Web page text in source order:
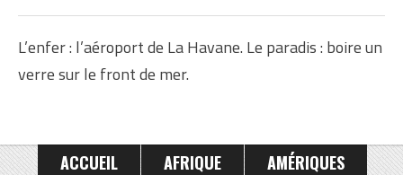
L’enfer : l’aéroport de La Havane. Le paradis : boire un
verre sur le front de mer.
ACCUEIL AFRIQUE
AMÉRIQUES